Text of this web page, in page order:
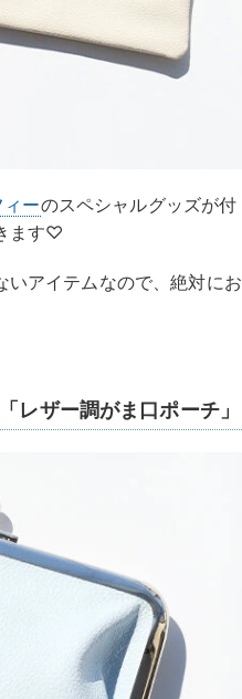
ィーのスペシャルグッズが付
ます♡
いアイテムなので、絶対にお
レザー調がま口ポーチ」